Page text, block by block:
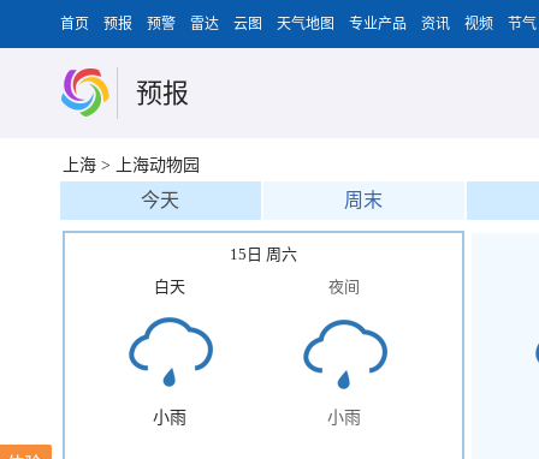
首页 预报 预警 雷达 云图 天气地图 专业产品 资讯 视频 节气
预报
上海 > 上海动物园
今天 周末
15日 周六
白天
小雨
夜间
小雨